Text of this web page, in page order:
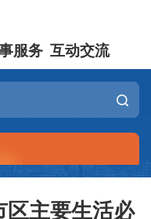
服务 互动交流
区主要生活必